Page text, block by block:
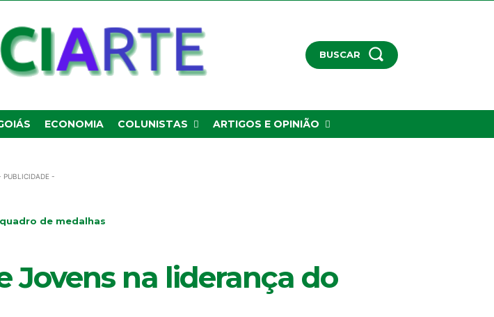
BUSCAR
ECONOMIA COLUNISTAS ARTIGOS E OPINIÃO
PUBLICIDADE -
de medalhas
Jovens na liderança do